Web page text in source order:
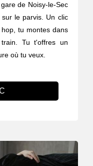
de Noisy-le-Sec
le parvis. Un clic
tu montes dans
Tu t'offres un
où tu veux.